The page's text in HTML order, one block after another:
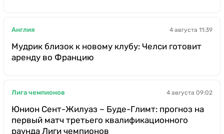
Англия 4 августа 11:39
Мудрик близок к новому клубу: Челси готовит
аренду во Францию
Лига чемпионов 4 августа 09:02
Юнион Сент-Жилуаз – Буде-Глимт: прогноз на
первый матч третьего квалификационного
раунда Лиги чемпионов